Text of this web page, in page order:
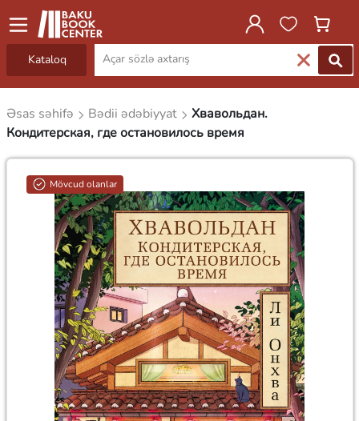
Kataloq
Əsas səhifə Bədii ədəbiyyat
Хвавольдан.
Кондитерская, где остановилось время
Mövcud olanlar